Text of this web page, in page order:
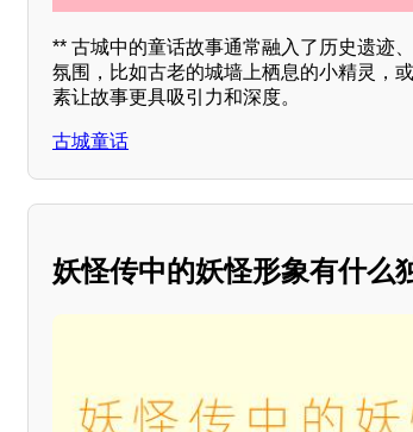
** 古城中的童话故事通常融入了历史遗迹
氛围，比如古老的城墙上栖息的小精灵，
素让故事更具吸引力和深度。
古城童话
妖怪传中的妖怪形象有什么